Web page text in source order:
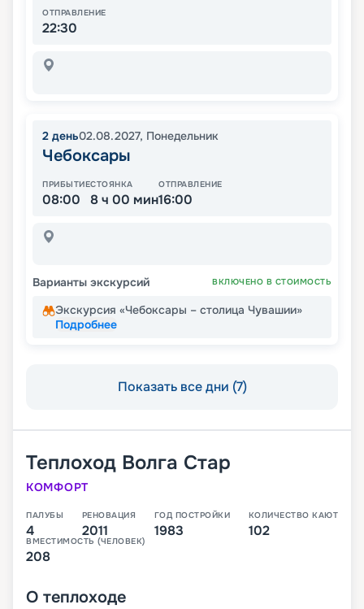
ОТПРАВЛЕНИЕ
22:30
2 день02.08.2027, Понедельник
Чебоксары
ПРИБЫТИЕ
08:00
СТОЯНКА
8 ч 00 мин
ОТПРАВЛЕНИЕ
16:00
Варианты экскурсий ВКЛЮЧЕНО В СТОИМОСТЬ
Экскурсия «Чебоксары – столица Чувашии»
Подробнее
Показать все дни (7)
Теплоход Волга Стар
КОМФОРТ
ПАЛУБЫ
4
РЕНОВАЦИЯ
2011
ГОД ПОСТРОЙКИ
1983
КОЛИЧЕСТВО КАЮТ
102
ВМЕСТИМОСТЬ (ЧЕЛОВЕК)
208
О теплоходе